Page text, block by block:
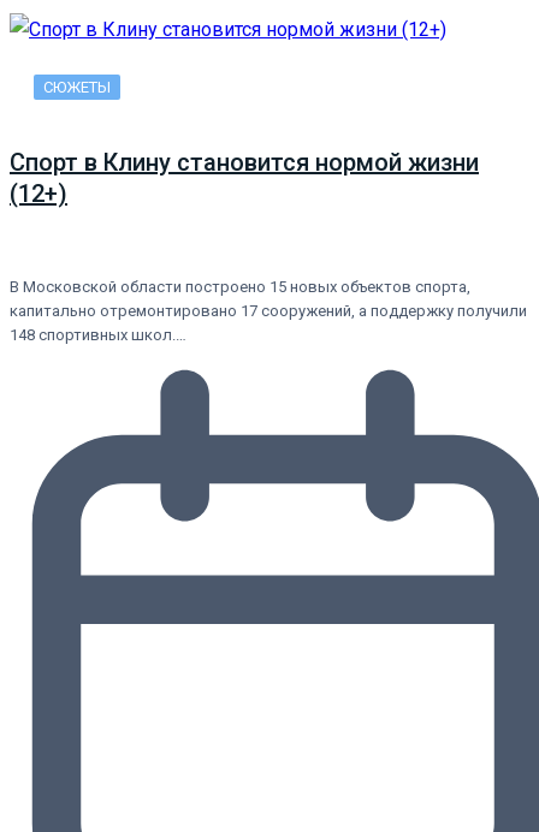
СЮЖЕТЫ
Спорт в Клину становится нормой жизни
(12+)
В Московской области построено 15 новых объектов спорта,
капитально отремонтировано 17 сооружений, а поддержку получили
148 спортивных школ.…